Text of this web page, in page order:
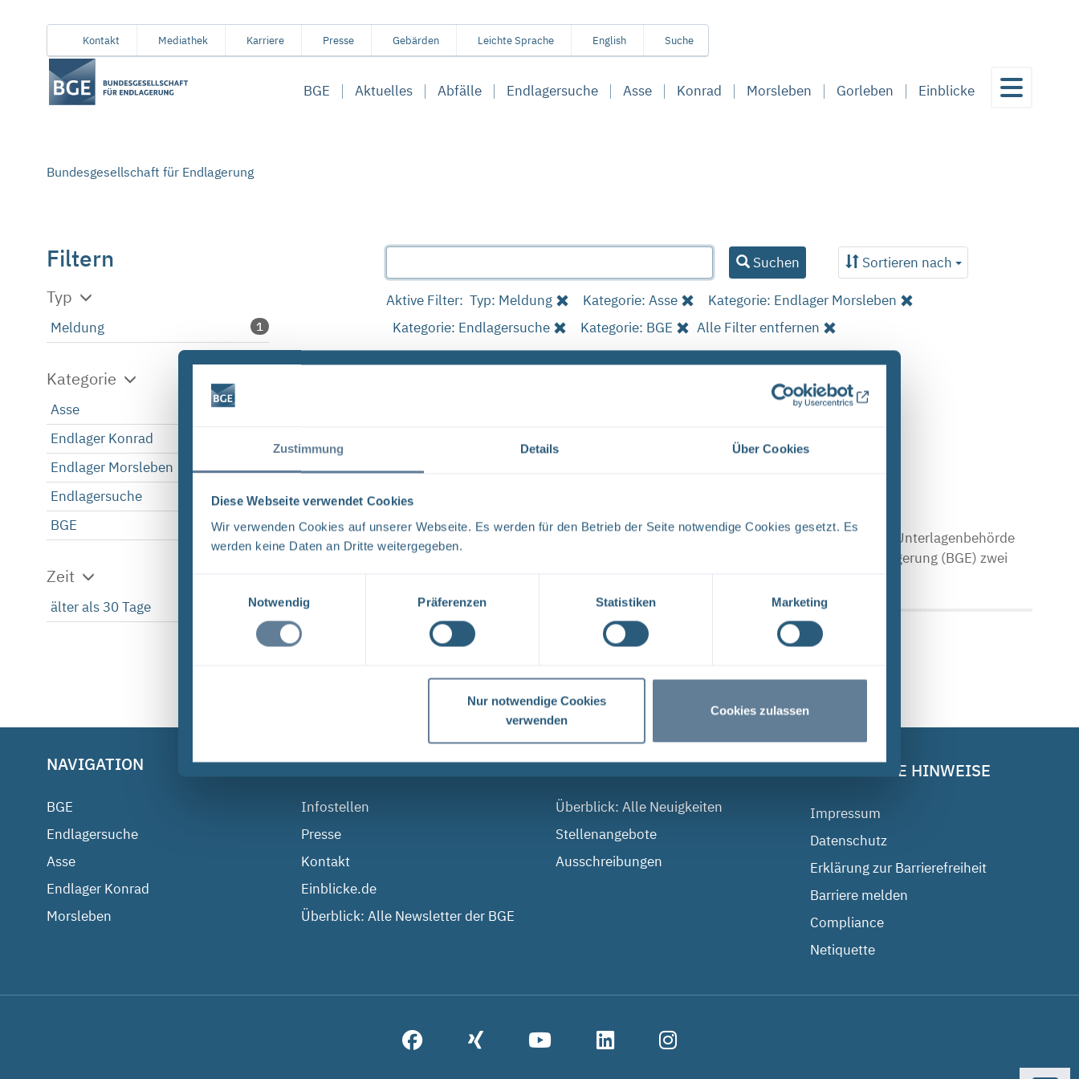
Zustimmung Details Über Cookies
Diese Webseite verwendet Cookies
Wir verwenden Cookies auf unserer Webseite. Es werden für den Betrieb der Seite notwendige Cookies gesetzt. Es
werden keine Daten an Dritte weitergegeben.
Notwendig
Präferenzen Statistiken Marketing
Nur notwendige Cookies
verwenden
Cookies zulassen
folgenden
InhaltsbereichKontakt Mediathek Karriere Presse Gebärden Leichte Sprache English Suche
BGE Aktuelles Abfälle Endlagersuche Asse Konrad Morsleben Gorleben Einblicke
Bundesgesellschaft für Endlagerung
Suchen Sortieren nach
Filtern
Typ
Meldung 1
Kategorie
Asse
Endlager Konrad
Endlager Morsleben
Endlagersuche 1
BGE 1
Zeit
älter als 30 Tage 1
Aktive Filter: Typ: Meldung Kategorie: Asse
Kategorie: Endlager Morsleben
Kategorie: Endlagersuche
Kategorie: BGE Alle Filter entfernen
Es wurde 1 Ergebnis in 2 Millisekunden gefunden.Zeige Ergebnisse 1 bis 1 von 1.
Neugier, Skepsis, Verständnis und viele Fragen
BGE Endlager Konrad Endlager Morsleben Endlagersuche Asse Zwischen der Stasi-Unterlagenbehörde
und dem Bundesamt für Strahlenschutz (BfS) hat die Bundesgesellschaft für Endlagerung (BGE) zwei
NAVIGATION
BGE
Endlagersuche
Asse
Endlager Konrad
Morsleben
BGE IM DIALOG
Infostellen
Presse
Kontakt
Einblicke.de
Überblick: Alle Newsletter der BGE
AKTUELLES
Überblick: Alle Neuigkeiten
Stellenangebote
Ausschreibungen
RECHTLICHE HINWEISE
Impressum
Datenschutz
Erklärung zur Barrierefreiheit
Barriere melden
Compliance
Netiquette